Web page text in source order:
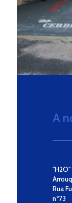
A
"H2O"
Rua
nº73